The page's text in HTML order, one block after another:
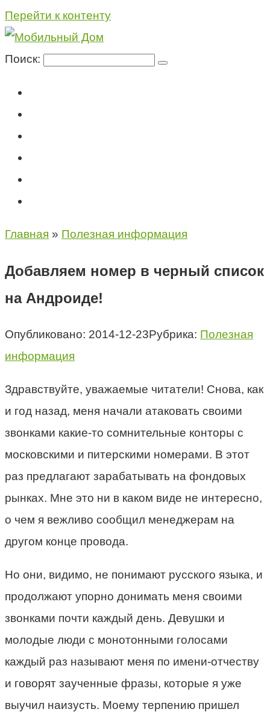
Перейти к контенту
Поиск:
Главная » Полезная информация
Добавляем номер в черный список
на Андроиде!
Опубликовано: 2014-12-23Рубрика: Полезная
информация
Здравствуйте, уважаемые читатели! Снова, как
и год назад, меня начали атаковать своими
звонками какие-то сомнительные конторы с
московскими и питерскими номерами. В этот
раз предлагают зарабатывать на фондовых
рынках. Мне это ни в каком виде не интересно,
о чем я вежливо сообщил менеджерам на
другом конце провода.
Но они, видимо, не понимают русского языка, и
продолжают упорно донимать меня своими
звонками почти каждый день. Девушки и
молодые люди с монотонными голосами
каждый раз называют меня по имени-отчеству
и говорят заученные фразы, которые я уже
выучил наизусть. Моему терпению пришел